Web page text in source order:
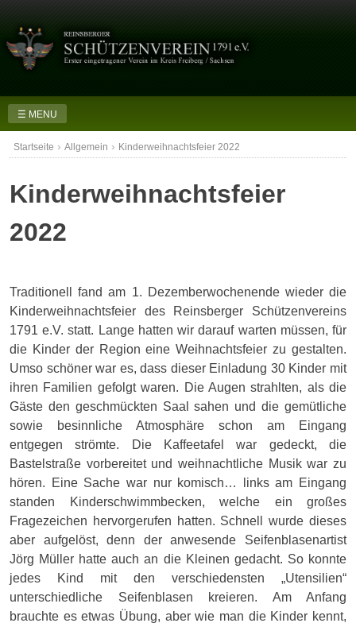
content
☰ MENU
Startseite › Allgemein › Kinderweihnachtsfeier 2022
Kinderweihnachtsfeier
2022
Traditionell fand am 1. Dezemberwochenende wieder die
Kinderweihnachtsfeier des Reinsberger Schützenvereins
1791 e.V. statt. Lange hatten wir darauf warten müssen, für
die Kinder der Region eine Weihnachtsfeier zu gestalten.
Umso schöner war es, dass dieser Einladung 30 Kinder mit
ihren Familien gefolgt waren. Die Augen strahlten, als die
Gäste den geschmückten Saal sahen und die gemütliche
sowie besinnliche Atmosphäre schon am Eingang
entgegen strömte. Die Kaffeetafel war gedeckt, die
Bastelstraße vorbereitet und weihnachtliche Musik war zu
hören. Eine Sache war nur komisch… links am Eingang
standen Kinderschwimmbecken, welche ein großes
Fragezeichen hervorgerufen hatten. Schnell wurde dieses
aber aufgelöst, denn der anwesende Seifenblasenartist
Jörg Müller hatte auch an die Kleinen gedacht. So konnte
jedes Kind mit den verschiedensten „Utensilien“
unterschiedliche Seifenblasen kreieren. Am Anfang
brauchte es etwas Übung, aber wie man die Kinder kennt,